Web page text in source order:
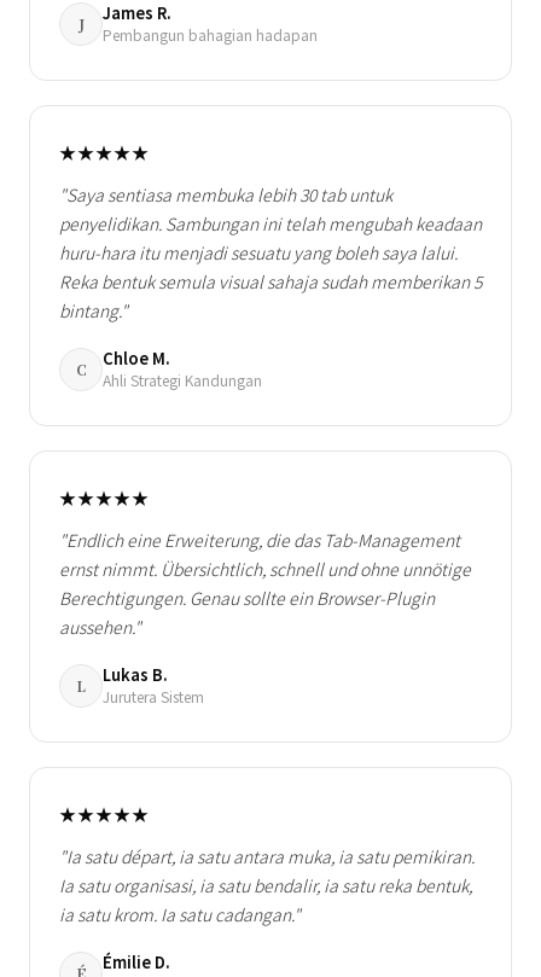
J James R.
Pembangun bahagian hadapan
★★★★★
"Saya sentiasa membuka lebih 30 tab untuk
penyelidikan. Sambungan ini telah mengubah keadaan
huru-hara itu menjadi sesuatu yang boleh saya lalui.
Reka bentuk semula visual sahaja sudah memberikan 5
bintang."
C Chloe M.
Ahli Strategi Kandungan
★★★★★
"Endlich eine Erweiterung, die das Tab-Management
ernst nimmt. Übersichtlich, schnell und ohne unnötige
Berechtigungen. Genau sollte ein Browser-Plugin
aussehen."
L Lukas B.
Jurutera Sistem
★★★★★
"Ia satu départ, ia satu antara muka, ia satu pemikiran.
Ia satu organisasi, ia satu bendalir, ia satu reka bentuk,
ia satu krom. Ia satu cadangan."
É Émilie D.